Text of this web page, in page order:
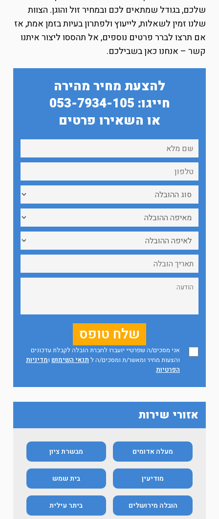
שלכם, בגודל שמתאים לכם ובמחיר זול והוגן. הצוות
שלנו זמין לשאלות, לייעוץ ולפתרון בעיות בזמן אמת, אז
אם תרצו לברר פרטים נוספים, אל תהססו ליצור איתנו
קשר – אנחנו כאן בשבילכם.
להצעת מחיר מהירה
חייגו: 053-7934-105
או השאירו פרטים
אני מסכים/ה שפרטיי יועברו לחברת הובלה לקבלת עדכונים
והצעות מחיר ומאשר/ת ומסכים/ה ל תנאי השימוש ומדיניות
הפרטיות
אזורי שירות
מעלה אדומים מבשרת ציון
מודיעין בית שמש
הובלה מירושלים ביתר עילית